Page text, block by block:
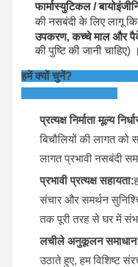
फार्मास्युटिकल /
की नसबंदी के लिए लागू
उपकरण, कच्चे माल और
की पुष्टि की जानी चाहिए) ।
हमें क्यों चुनें?
प्रत्यक्ष निर्माता मूल्य
बिचौलियों की लागत को
लागत प्रभावी नसबंदी
प्रभावी प्रत्यक्ष सहायता:
संचार और समर्थन
तक पूरी तरह से घर में
लचीले अनुकूलन
उठाते हुए, हम विशिष्ट